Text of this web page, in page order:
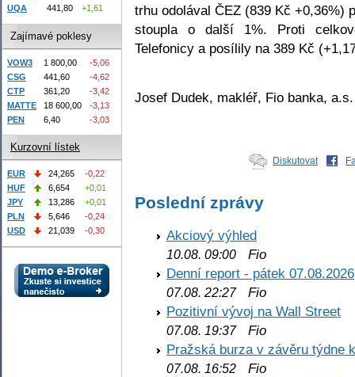
trhu odolával ČEZ (839 Kč +0,36%)
stoupla o další 1%. Proti
Telefonicy a posílily na 389 Kč
Josef Dudek, makléř, Fio banka, a.s.
Diskutovat
Poslední zprávy
Akciový výhled
10.08. 09:00 Fio
Denní report - pátek 07.08.2026
07.08. 22:27Fio
Pozitivní vývoj na Wall Street
07.08. 19:37Fio
Pražská burza v závěru týdne
07.08. 16:52 Fio
UQA
441,80 +1,61
Zajímavé poklesy
VOW3 1 800,00
-5,06
CSG
441,60
-4,62
CTP
361,20
-3,42
MATTE
18 600,00
-3,13
PEN
6,40 -3,03
Kurzovní lístek
EUR 24,265
-0,22
HUF
6,654
+0,01
JPY
13,286
+0,01
PLN
5,646
-0,24
USD
21,039 -0,30